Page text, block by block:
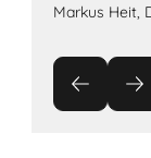
Markus Heit,